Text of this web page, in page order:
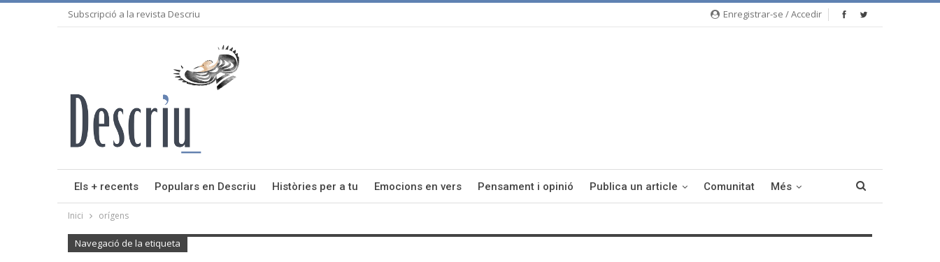
Enregistrar-se / Accedir
Subscripció a la revista Descriu
Els + recents Populars en Descriu Històries per a tu Emocions en vers Pensament i opinió Publica un article Comunitat Més
Inici orígens
Navegació de la etiqueta